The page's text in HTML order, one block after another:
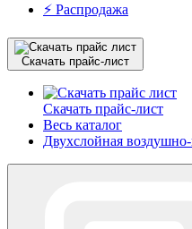
⚡️ Распродажа
Скачать прайс-лист
Скачать прайс-лист
Весь каталог
Двухслойная